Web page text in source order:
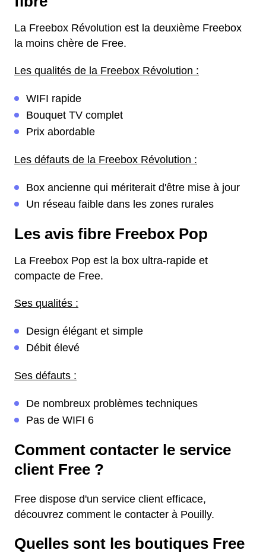
La Freebox Révolution est la deuxième Freebox
la moins chère de Free.
Les qualités de la Freebox Révolution :
WIFI rapide
Bouquet TV complet
Prix abordable
Les défauts de la Freebox Révolution :
Box ancienne qui mériterait d'être mise à jour
Un réseau faible dans les zones rurales
Les avis fibre Freebox Pop
La Freebox Pop est la box ultra-rapide et
compacte de Free.
Ses qualités :
Design élégant et simple
Débit élevé
Ses défauts :
De nombreux problèmes techniques
Pas de WIFI 6
Comment contacter le service
client Free ?
Free dispose d'un service client efficace,
découvrez comment le contacter à Pouilly.
Quelles sont les boutiques Free